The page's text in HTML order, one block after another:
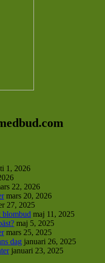
1, 2026
22, 2026
mars 20, 2026
27, 2025
maj 11, 2025
maj 5, 2025
mars 25, 2025
dag januari 26, 2025
januari 23, 2025